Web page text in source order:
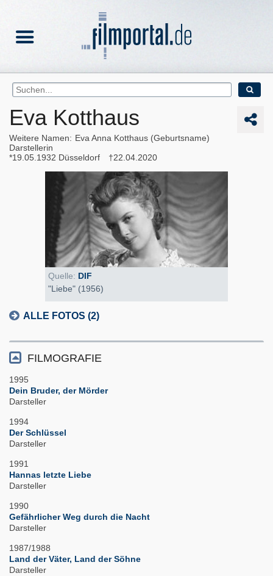
Eva Kotthaus
Weitere Namen
Eva Anna Kotthaus (Geburtsname)
Darstellerin
19.05.1932 Düsseldorf 22.04.2020
Quelle: DIF
"Liebe" (1956)
ALLE FOTOS (2)
FILMOGRAFIE
1995
Dein Bruder, der Mörder
Darsteller
1994
Der Schlüssel
Darsteller
1991
Hannas letzte Liebe
Darsteller
1990
Gefährlicher Weg durch die Nacht
Darsteller
1987/1988
Land der Väter, Land der Söhne
Darsteller